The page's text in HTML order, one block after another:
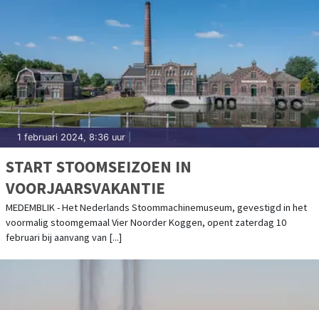
1 februari 2024, 8:36 uur
START STOOMSEIZOEN IN
VOORJAARSVAKANTIE
MEDEMBLIK - Het Nederlands Stoommachinemuseum, gevestigd in het
voormalig stoomgemaal Vier Noorder Koggen, opent zaterdag 10
februari bij aanvang van [...]